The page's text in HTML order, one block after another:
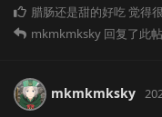
腊肠还是甜的好吃觉得
mkmkmksky 回复了此帖
mkmkmksky